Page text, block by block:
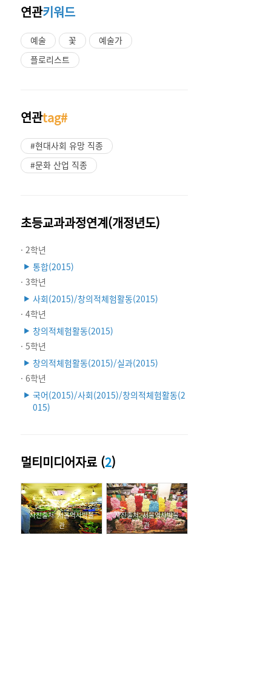
연관키워드
예술 꽃
예술가
플로리스트
연관tag#
#현대사회 유망 직종
#문화 산업 직종
초등교과과정연계(개정년도)
· 2학년
▶ 통합(2015)
· 3학년
▶ 사회(2015)/창의적체험활동(2015)
· 4학년
▶ 창의적체험활동(2015)
· 5학년
▶ 창의적체험활동(2015)/실과(2015)
· 6학년
▶ 국어(2015)/사회(2015)/창의적체험활동(2
015)
멀티미디어자료 (2)
사진출처: 서울역사박물
관
사진출처: 서울역사박물
관